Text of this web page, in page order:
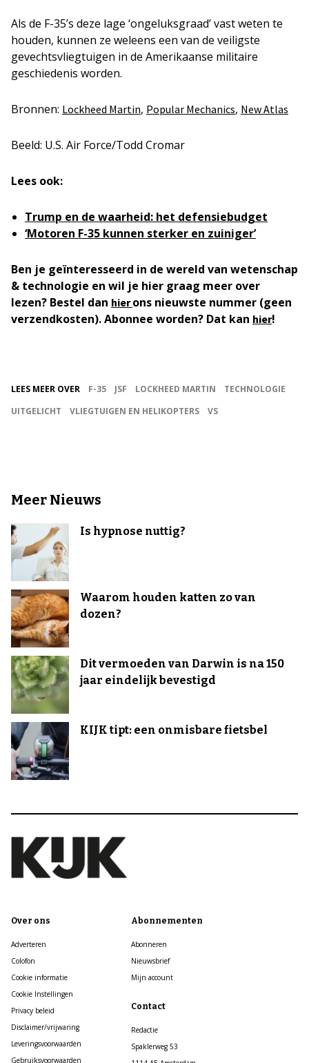
Als de F-35’s deze lage ‘ongeluksgraad’ vast weten te
houden, kunnen ze weleens een van de veiligste
gevechtsvliegtuigen in de Amerikaanse militaire
geschiedenis worden.
Bronnen: Lockheed Martin, Popular Mechanics, New Atlas
Beeld: U.S. Air Force/Todd Cromar
Lees ook:
Trump en de waarheid: het defensiebudget
‘Motoren F-35 kunnen sterker en zuiniger’
Ben je geïnteresseerd in de wereld van wetenschap
& technologie en wil je hier graag meer over
lezen? Bestel dan hierons nieuwste nummer (geen
verzendkosten). Abonnee worden? Dat kan hier!
LEES MEER OVER F-35 JSF LOCKHEED MARTIN
TECHNOLOGIE
UITGELICHT
VLIEGTUIGEN EN HELIKOPTERS VS
Meer Nieuws
Is hypnose nuttig?
Waarom houden katten zo van
dozen?
Dit vermoeden van Darwin is na 150
jaar eindelijk bevestigd
KIJK tipt: een onmisbare fietsbel
Over ons
Adverteren
Colofon
Cookie informatie
Cookie Instellingen
Privacy beleid
Disclaimer/vrijwaring
Leveringsvoorwaarden
Gebruiksvoorwaarden
Abonnementen
Abonneren
Nieuwsbrief
Mijn account
Contact
Redactie
Spaklerweg 53